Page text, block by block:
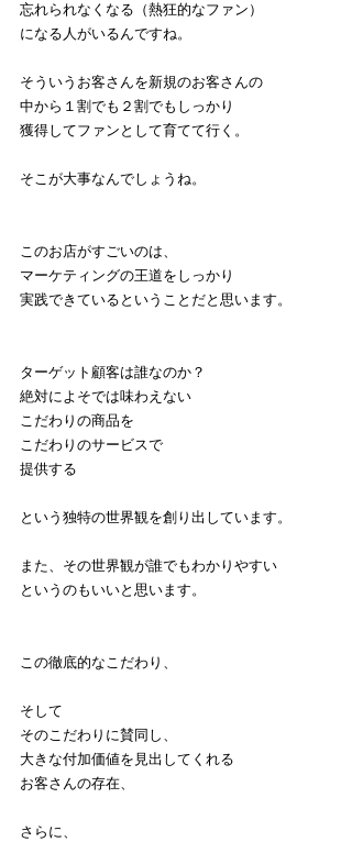
忘れられなくなる（熱狂的なファン）
になる人がいるんですね。
そういうお客さんを新規のお客さんの
中から１割でも２割でもしっかり
獲得してファンとして育てて行く。
そこが大事なんでしょうね。
このお店がすごいのは、
マーケティングの王道をしっかり
実践できているということだと思います。
ターゲット顧客は誰なのか？
絶対によそでは味わえない
こだわりの商品を
こだわりのサービスで
提供する
という独特の世界観を創り出しています。
また、その世界観が誰でもわかりやすい
というのもいいと思います。
この徹底的なこだわり、
そして
そのこだわりに賛同し、
大きな付加価値を見出してくれる
お客さんの存在、
さらに、